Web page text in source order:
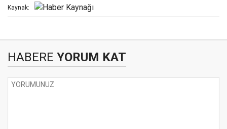
Kaynak:
HABERE YORUM KAT